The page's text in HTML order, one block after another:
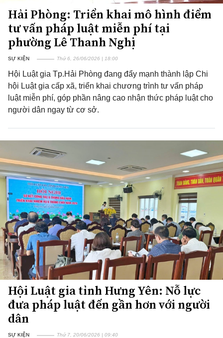
Hải Phòng: Triển khai mô hình điểm
tư vấn pháp luật miễn phí tại
phường Lê Thanh Nghị
SỰ KIỆN Thứ 6, 26/06/2026 | 18:00
Hội Luật gia Tp.Hải Phòng đang đẩy mạnh thành lập Chi
hội Luật gia cấp xã, triển khai chương trình tư vấn pháp
luật miễn phí, góp phần nâng cao nhận thức pháp luật cho
người dân ngay từ cơ sở.
Hội Luật gia tỉnh Hưng Yên: Nỗ lực
đưa pháp luật đến gần hơn với người
dân
SỰ KIỆN Thứ 7, 20/06/2026 | 09:40